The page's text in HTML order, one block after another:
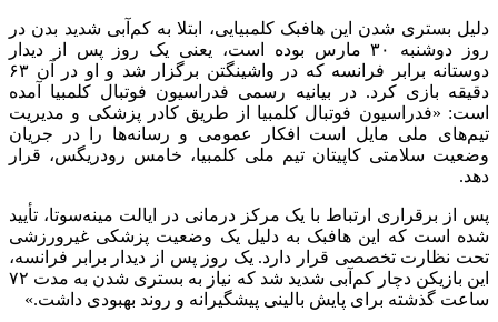
دلیل بستری شدن این هافبک کلمبیایی، ابتلا به کم‌آبی شدید بدن در
روز دوشنبه ۳۰ مارس بوده است، یعنی یک روز پس از دیدار
دوستانه برابر فرانسه که در واشینگتن برگزار شد و او در آن ۶۳
دقیقه بازی کرد. در بیانیه رسمی فدراسیون فوتبال کلمبیا آمده
است: «فدراسیون فوتبال کلمبیا از طریق کادر پزشکی و مدیریت
تیم‌های ملی مایل است افکار عمومی و رسانه‌ها را در جریان
وضعیت سلامتی کاپیتان تیم ملی کلمبیا، خامس رودریگس، قرار
دهد.
پس از برقراری ارتباط با یک مرکز درمانی در ایالت مینه‌سوتا، تأیید
شده است که این هافبک به دلیل یک وضعیت پزشکی غیرورزشی
تحت نظارت تخصصی قرار دارد. یک روز پس از دیدار برابر فرانسه،
این بازیکن دچار کم‌آبی شدید شد که نیاز به بستری شدن به مدت ۷۲
ساعت گذشته برای پایش بالینی پیشگیرانه و روند بهبودی داشت.»